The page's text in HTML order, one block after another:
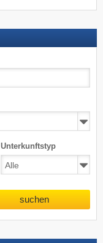
Unterkunftstyp
suchen